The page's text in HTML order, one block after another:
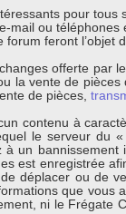
pour
mail ou téléphones
feront l’objet
offerte par
la vente de
de pièces,
contenu à
le serveur du
un
est enregistrée
déplacer ou de
que vous
ni le Frégate